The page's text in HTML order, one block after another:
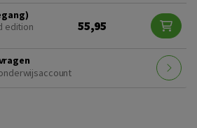
edition
55,95